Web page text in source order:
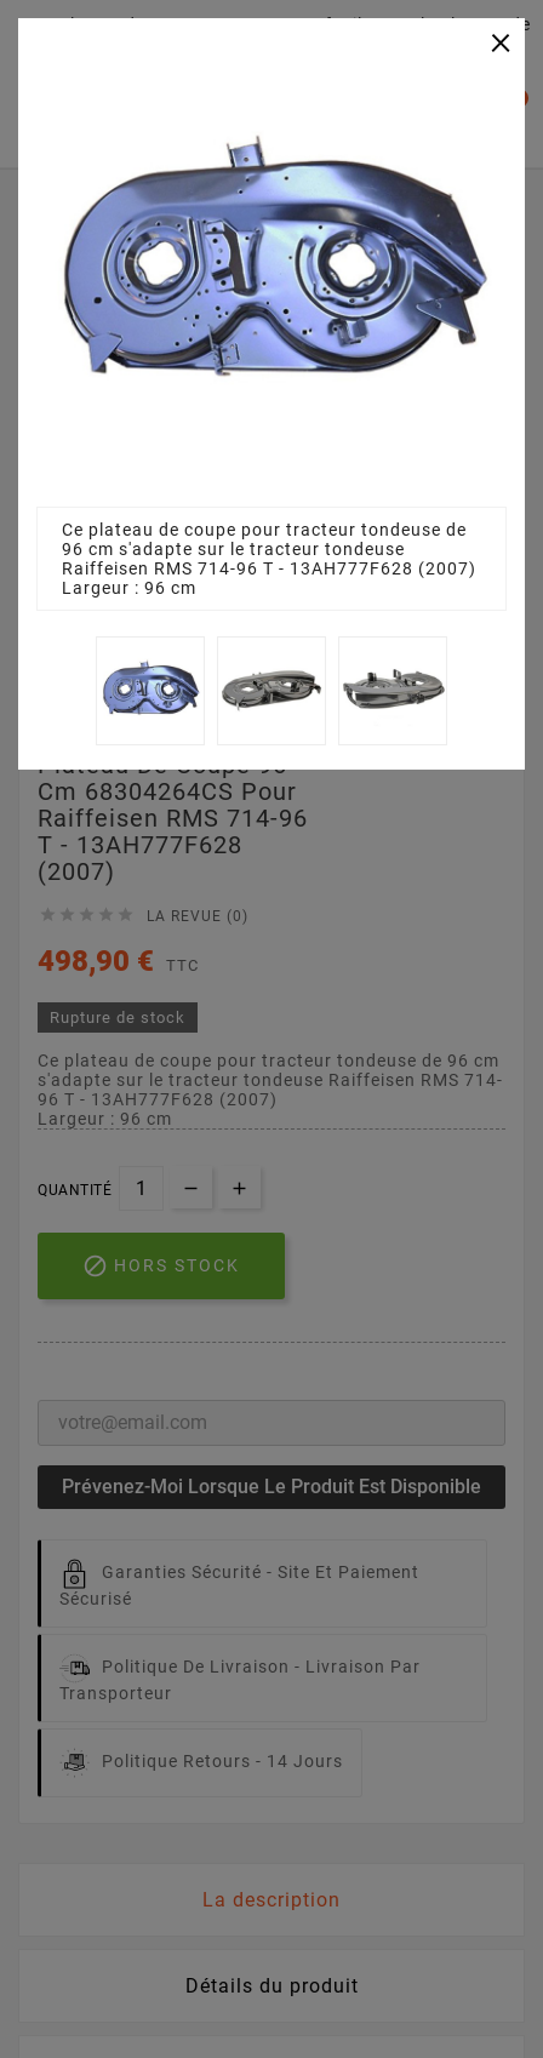
Plateaudecoupe.com : Trouver facilement le plateau de
Accueil
Plateau de coupe
Plateau de coupe 96 cm 68304264CS pour Raiffeisen RMS
714-96 T - 13AH777F628 (2007)
Plateau De Coupe 96
Cm 68304264CS Pour
Raiffeisen RMS 714-96
T - 13AH777F628
(2007)
     LA REVUE (0)
498,90 € TTC
Rupture de stock
Ce plateau de coupe pour tracteur tondeuse de 96 cm
s'adapte sur le tracteur tondeuse Raiffeisen RMS 714-
96 T - 13AH777F628 (2007)
Largeur : 96 cm
QUANTITÉ
 HORS STOCK
Prévenez-Moi Lorsque Le Produit Est Disponible
Garanties Sécurité - Site Et Paiement
Sécurisé
Politique De Livraison - Livraison Par
Transporteur
Politique Retours - 14 Jours
La description
Détails du produit
×
Ce plateau de coupe pour tracteur tondeuse de
96 cm s'adapte sur le tracteur tondeuse
Raiffeisen RMS 714-96 T - 13AH777F628 (2007)
Largeur : 96 cm